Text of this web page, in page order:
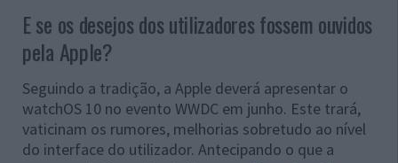
E se os desejos dos utilizadores fossem ouvidos
pela Apple?
Seguindo a tradição, a Apple deverá apresentar o
watchOS 10 no evento WWDC em junho. Este trará,
vaticinam os rumores, melhorias sobretudo ao nível
do interface do utilizador. Antecipando o que a